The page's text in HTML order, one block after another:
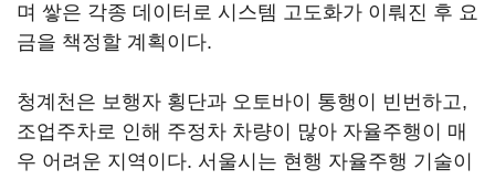
며 쌓은 각종 데이터로 시스템 고도화가 이뤄진 후 요
금을 책정할 계획이다.
청계천은 보행자 횡단과 오토바이 통행이 빈번하고,
조업주차로 인해 주정차 차량이 많아 자율주행이 매
우 어려운 지역이다. 서울시는 현행 자율주행 기술이